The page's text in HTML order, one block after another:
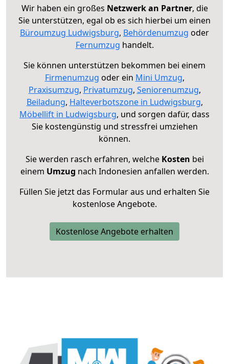
Wir haben ein großes Netzwerk an Partner, die
Sie unterstützen, egal ob es sich hierbei um einen
Büroumzug Ludwigsburg, Behördenumzug oder
Fernumzug handelt.
Sie können unterstützen bekommen bei einem
Firmenumzug oder ein Mini Umzug,
Praxisumzug, Privatumzug, Seniorenumzug,
Beiladung, Halteverbotszone in Ludwigsburg,
Möbellift in Ludwigsburg, und sorgen dafür, dass
Sie kostengünstig und stressfrei umziehen
können.
Sie werden rasch erfahren, welche Kosten bei
einem Umzug nach Indonesien anfallen werden.
Füllen Sie jetzt das Formular aus und erhalten Sie
kostenlose Angebote.
Kostenlose Angebote erhalten